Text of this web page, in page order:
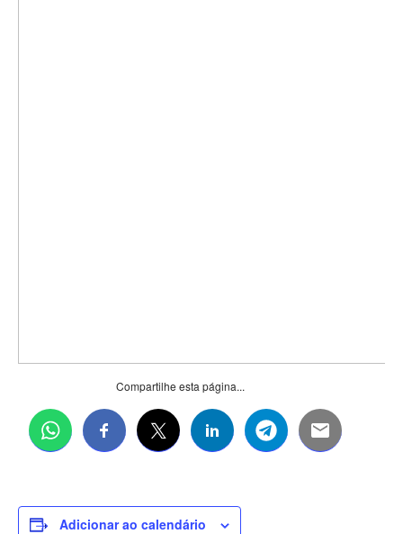
Compartilhe esta página...
Adicionar ao calendário